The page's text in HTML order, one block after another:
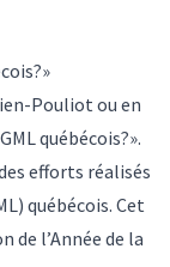
Pouliot ou en
québécois?».
efforts réalisés
québécois. Cet
de l’Année de la